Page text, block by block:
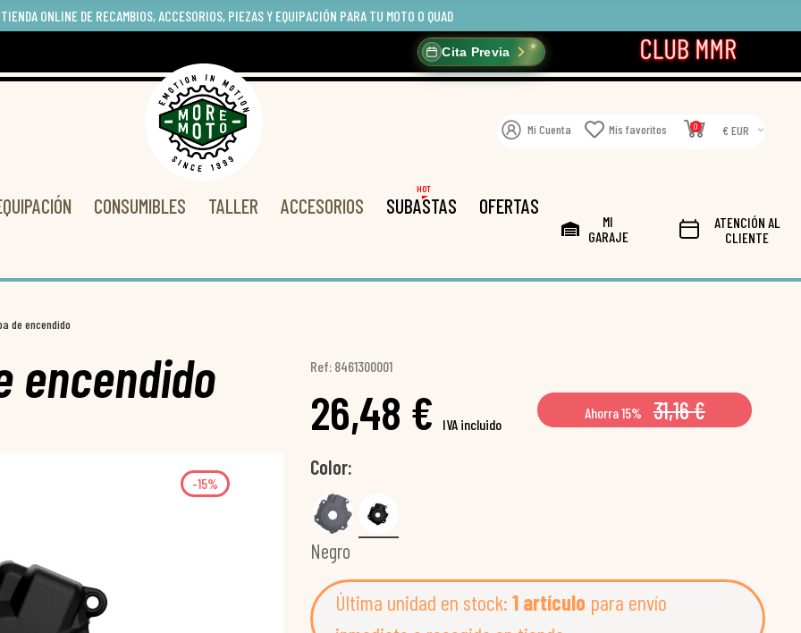
ONLINE DE RECAMBIOS, ACCESORIOS, PIEZAS Y EQUIPACIÓN PARA TU MOTO O QUAD
Cita Previa
Mi Cuenta Mis favoritos 0 € EUR
CONSUMIBLES TALLER ACCESORIOS SUBASTAS
HOT
OFERTAS
MI
GARAJE
ATENCIÓN AL
CLIENTE
de encendido
encendido Ref: 8461300001
26,48 € IVA incluido
Ahorra 15% 31,16 €
-15%
Color
Negro
Última unidad en stock: 1 artículo para envío